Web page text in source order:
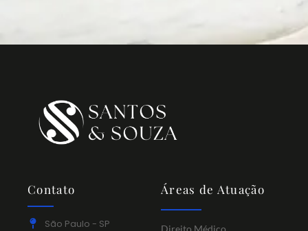
Contato
São Paulo - SP
Áreas de Atuação
Direito Médico